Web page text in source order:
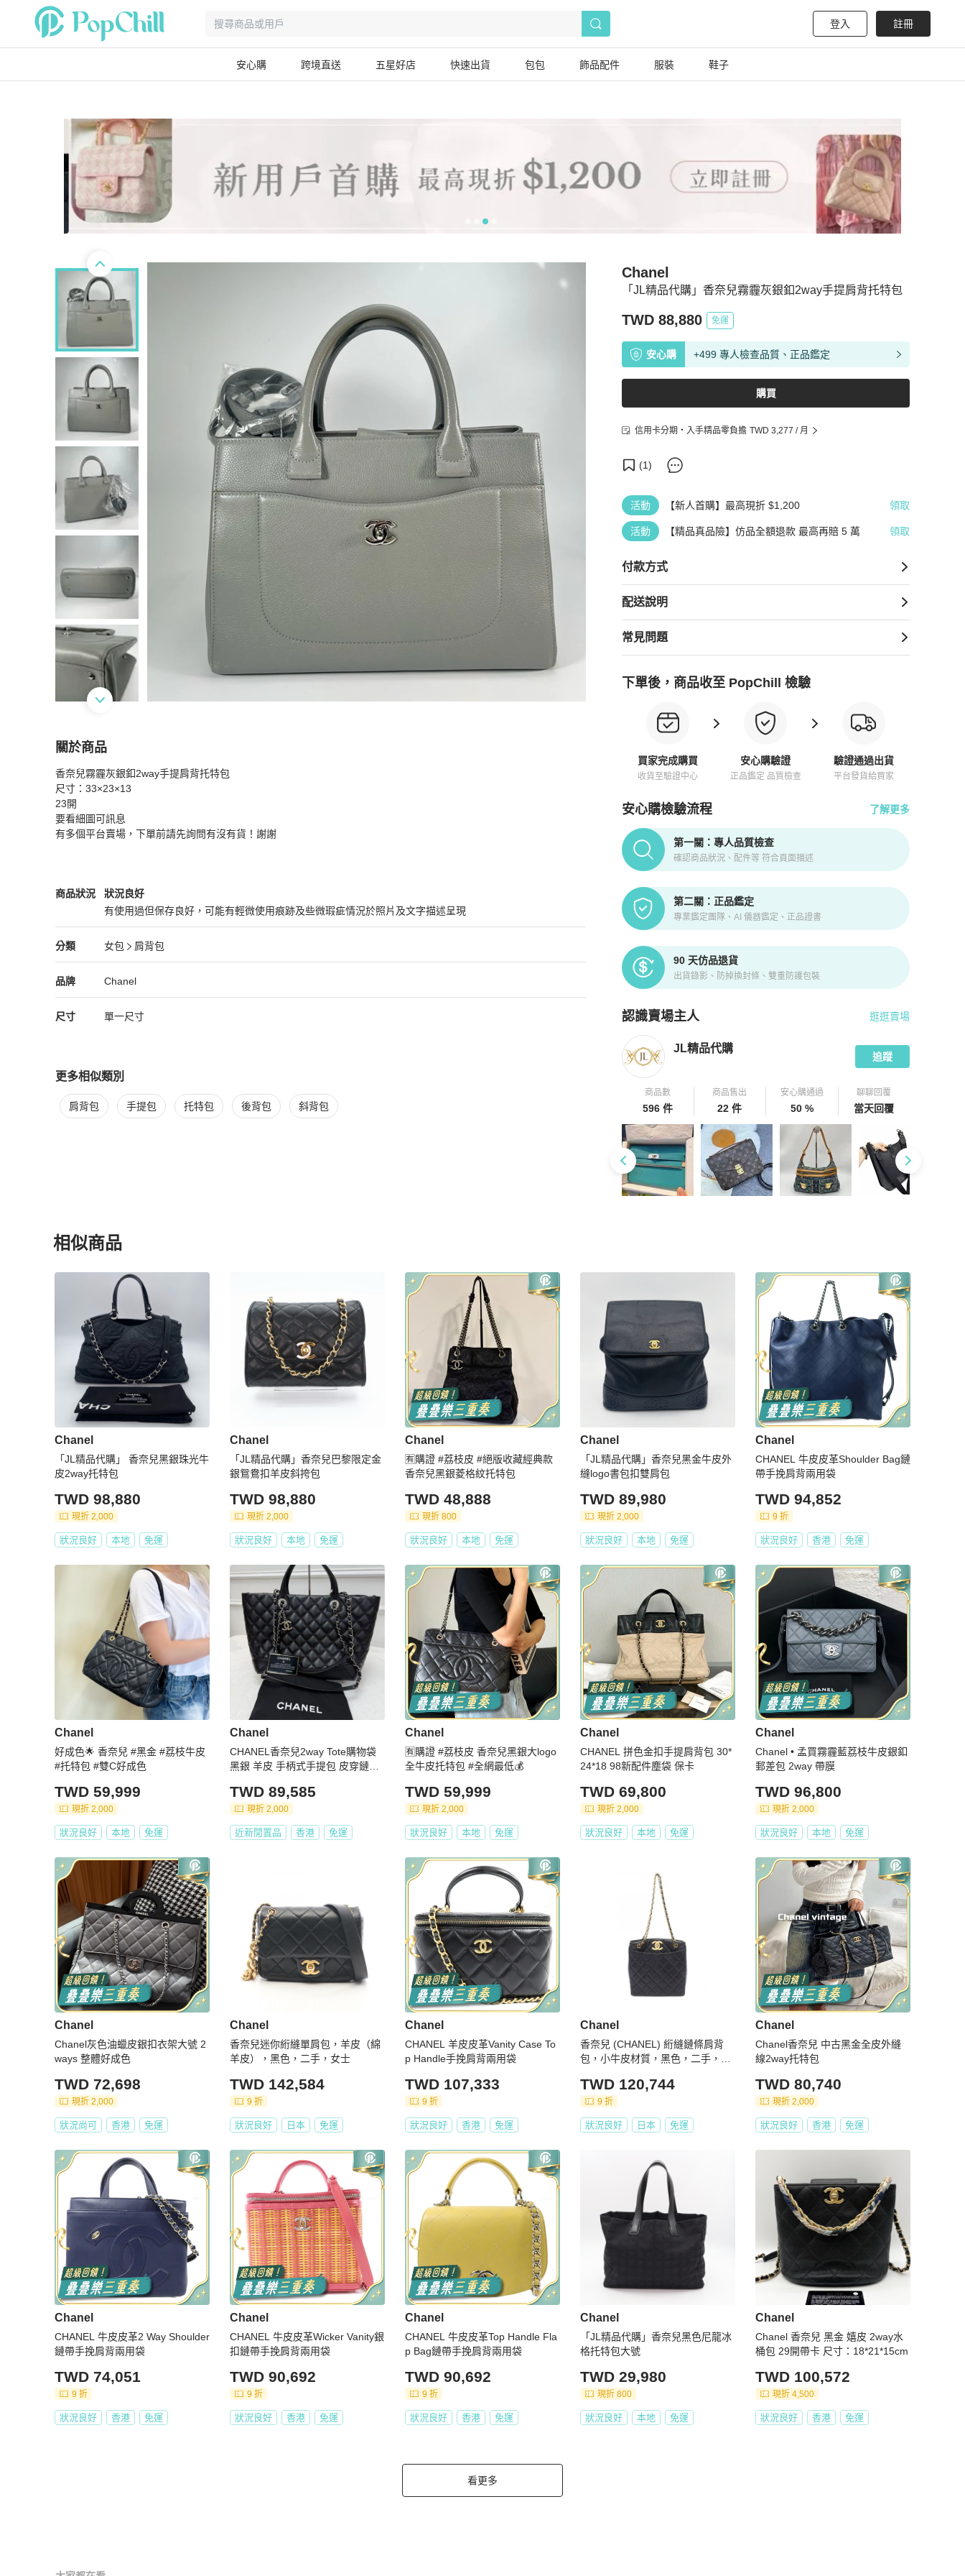
登入 註冊
安心購 跨境直送 五星好店 快速出貨 包包 飾品配件 服裝 鞋子
「JL精品代購」香奈兒霧霾灰銀釦2way手提肩背托特包
Chanel
TWD 88,880 免運
安心購 +499 專人檢查品質、正品鑑定
購買
信用卡分期・入手精品零負擔 TWD 3,277 / 月
(1)
活動 【新人首購】最高現折 $1,200 領取
活動 【精品真品險】仿品全額退款 最高再賠 5 萬 領取
付款方式
配送說明
常見問題
下單後，商品收至 PopChill 檢驗
買家完成購買
收貨至驗證中心
安心購驗證
正品鑑定 品質檢查
驗證通過出貨
平台發貨給買家
安心購檢驗流程 了解更多
PopChill拍拍圈正品驗證、安心購檢驗流程介紹
第一關：專人品質檢查
確認商品狀況、配件等 符合頁面描述
第二關：正品鑑定
專業鑑定團隊、AI 儀器鑑定、正品證書
90 天仿品退貨
出貨錄影、防掉換封條、雙重防護包裝
認識賣場主人
PopChill 拍拍圈嚴選賣家
逛逛賣場
JL精品代購
追蹤
商品數
596 件
商品售出
22 件
安心購通過
50 %
聊聊回覆
當天回覆
關於商品
關於「JL精品代購」香奈兒霧霾灰銀釦2way手提肩背托特包
香奈兒霧霾灰銀釦2way手提肩背托特包
尺寸：33×23×13
23開
要看細圖可訊息
有多個平台賣場，下單前請先詢問有沒有貨！謝謝
商品狀況
Chanel女包商品狀態與細節
狀況良好
有使用過但保存良好，可能有輕微使用痕跡及些微瑕疵情況於照片及文字描述呈現
狀況良好
分類
Chanel 女包分類資訊
女包
肩背包
女包/肩背包推薦
品牌
Chanel 精品女包品牌介紹
Chanel
Chanel 推薦清單
尺寸 單一尺寸
更多相似類別
更多Chanel 女包相似商品推薦
肩背包 手提包 托特包 後背包 斜背包
相似商品
更多相似Chanel女包推薦精品
Chanel
「JL精品代購」 香奈兒黑銀珠光牛
皮2way托特包
TWD 98,880
現折 2,000
狀況良好 本地 免運
Chanel
「JL精品代購」香奈兒巴黎限定金
銀鴛鴦扣羊皮斜挎包
TWD 98,880
現折 2,000
狀況良好 本地 免運
Chanel
🈶購證 #荔枝皮 #絕版收藏經典款
香奈兒黑銀菱格紋托特包
TWD 48,888
現折 800
狀況良好 本地 免運
Chanel
「JL精品代購」香奈兒黑金牛皮外
縫logo書包扣雙肩包
TWD 89,980
現折 2,000
狀況良好 本地 免運
Chanel
CHANEL 牛皮皮革Shoulder Bag鏈
帶手挽肩背兩用袋
TWD 94,852
9 折
狀況良好 香港 免運
Chanel
好成色🌟 香奈兒 #黑金 #荔枝牛皮
#托特包 #雙C好成色
TWD 59,999
現折 2,000
狀況良好 本地 免運
Chanel
CHANEL香奈兒2way Tote購物袋
黑銀 羊皮 手柄式手提包 皮穿鏈條
TWD 89,585
現折 2,000
近新閒置品 香港 免運
Chanel
🈶購證 #荔枝皮 香奈兒黑銀大logo
全牛皮托特包 #全網最低💰
TWD 59,999
現折 2,000
狀況良好 本地 免運
Chanel
CHANEL 拼色金扣手提肩背包 30*
24*18 98新配件塵袋 保卡
TWD 69,800
現折 2,000
狀況良好 本地 免運
Chanel
Chanel • 孟買霧霾藍荔枝牛皮銀釦
郵差包 2way 帶膜
TWD 96,800
現折 2,000
狀況良好 本地 免運
Chanel
Chanel灰色油蠟皮銀扣衣架大號 2
ways 整體好成色
TWD 72,698
現折 2,000
狀況尚可 香港 免運
Chanel
香奈兒迷你絎縫單肩包，羊皮（綿
羊皮），黑色，二手，女士
TWD 142,584
9 折
狀況良好 日本 免運
Chanel
CHANEL 羊皮皮革Vanity Case To
p Handle手挽肩背兩用袋
TWD 107,333
9 折
狀況良好 香港 免運
Chanel
香奈兒 (CHANEL) 絎縫鏈條肩背
包，小牛皮材質，黑色，二手，女
TWD 120,744
9 折
狀況良好 日本 免運
Chanel
Chanel香奈兒 中古黑金全皮外縫
線2way托特包
TWD 80,740
現折 2,000
狀況良好 香港 免運
Chanel
CHANEL 牛皮皮革2 Way Shoulder
鏈帶手挽肩背兩用袋
TWD 74,051
9 折
狀況良好 香港 免運
Chanel
CHANEL 牛皮皮革Wicker Vanity銀
扣鏈帶手挽肩背兩用袋
TWD 90,692
9 折
狀況良好 香港 免運
Chanel
CHANEL 牛皮皮革Top Handle Fla
p Bag鏈帶手挽肩背兩用袋
TWD 90,692
9 折
狀況良好 香港 免運
Chanel
「JL精品代購」香奈兒黑色尼龍冰
格托特包大號
TWD 29,980
現折 800
狀況良好 本地 免運
Chanel
Chanel 香奈兒 黑金 嬉皮 2way水
桶包 29開帶卡 尺寸：18*21*15cm
TWD 100,572
現折 4,500
狀況良好 香港 免運
看更多